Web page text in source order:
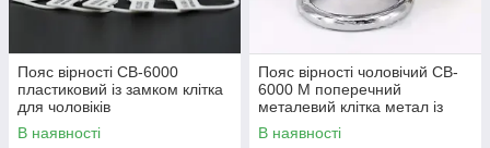
Пояс вірності CB-6000
пластиковий із замком клітка
для чоловіків
В наявності
Пояс вірності чоловічий CB-
6000 M поперечний
металевий клітка метал із
замком для чоловіків
В наявності